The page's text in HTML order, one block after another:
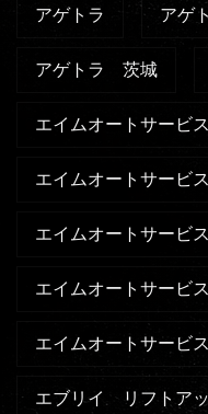
アゲトラ アゲ
アゲトラ 茨城
エイムオートサービス
エイムオートサービ
エイムオートサービ
エイムオートサービ
エイムオートサー
エブリイ リフトア